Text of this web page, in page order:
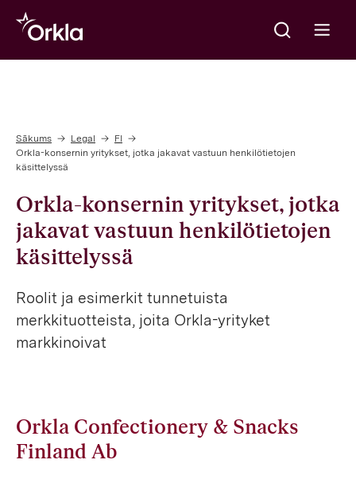
Go to frontpage
Meklēt
Sākums Legal
FI
Orkla-konsernin yritykset, jotka jakavat vastuun henkilötietojen
käsittelyssä
Orkla-konsernin yritykset, jotka
jakavat vastuun henkilötietojen
käsittelyssä
Roolit ja esimerkit tunnetuista
merkkituotteista, joita Orkla-yrityket
markkinoivat
Orkla Confectionery & Snacks
Finland Ab